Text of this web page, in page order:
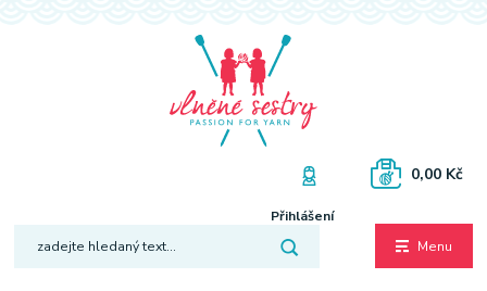
Menu
Přihlášení
0,00 Kč